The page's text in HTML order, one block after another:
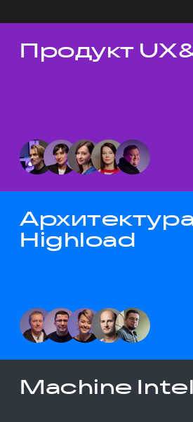
Темы докладов
Продукт
Highload
Machine